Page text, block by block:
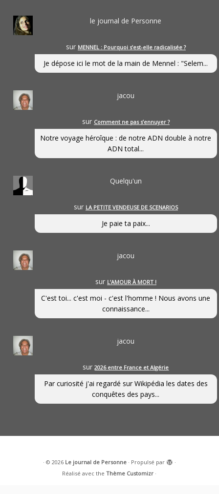
le journal de Personne
sur MENNEL : Pourquoi s’est-elle radicalisée ?
Je dépose ici le mot de la main de Mennel : "Selem...
jacou
sur Comment ne pas s’ennuyer ?
Notre voyage héroîque : de notre ADN double à notre
ADN total...
Quelqu'un
sur LA PETITE VENDEUSE DE SCENARIOS
Je paie ta paix...
jacou
sur L’AMOUR À MORT !
C'est toi... c'est moi - c'est l'homme ! Nous avons une
connaissance...
jacou
sur2026 entre France et Algérie
Par curiosité j'ai regardé sur Wikipédia les dates des
conquêtes des pays...
· © 2026 Le journal de Personne· Propulsé par
·
Réalisé avec theThème Customizr ·